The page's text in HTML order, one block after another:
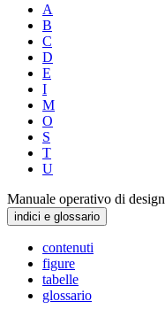
A
B
C
D
E
I
M
O
S
T
U
Manuale operativo di design
indici e glossario
contenuti
figure
tabelle
glossario